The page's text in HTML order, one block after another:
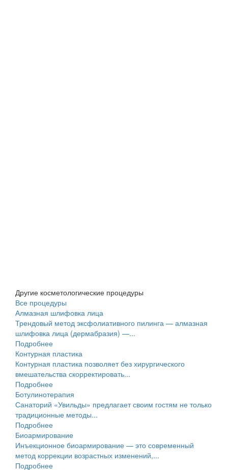
Другие косметологические процедуры
Все процедуры
Алмазная шлифовка лица
Трендовый метод эксфолиативного пилинга — алмазная
шлифовка лица (дермабразия) —...
Подробнее
Контурная пластика
Контурная пластика позволяет без хирургического
вмешательства скорректировать...
Подробнее
Ботулинотерапия
Санаторий «Увильды» предлагает своим гостям не только
традиционные методы...
Подробнее
Биоармирование
Инъекционное биоармирование — это современный
метод коррекции возрастных изменений,...
Подробнее